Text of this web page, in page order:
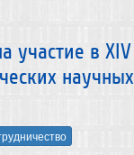
участие в XIV
научных